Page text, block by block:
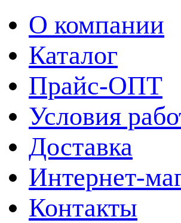
О компании
Каталог
Прайс-ОПТ
Условия
Доставка
Интернет-
Контакты